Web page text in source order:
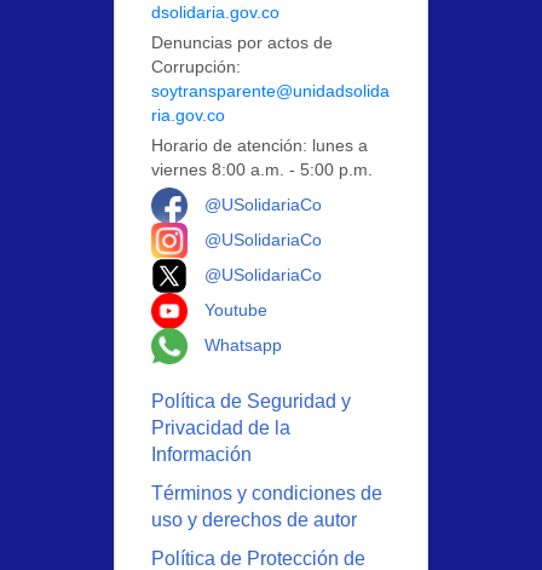
dsolidaria.gov.co
Denuncias por actos de
Corrupción:
soytransparente@unidadsolida
ria.gov.co
Horario de atención: lunes a
viernes 8:00 a.m. - 5:00 p.m.
@USolidariaCo
@USolidariaCo
@USolidariaCo
Youtube
Whatsapp
Política de Seguridad y
Privacidad de la
Información
Términos y condiciones de
uso y derechos de autor
Política de Protección de